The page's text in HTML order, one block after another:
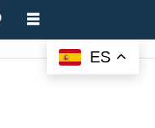
ES